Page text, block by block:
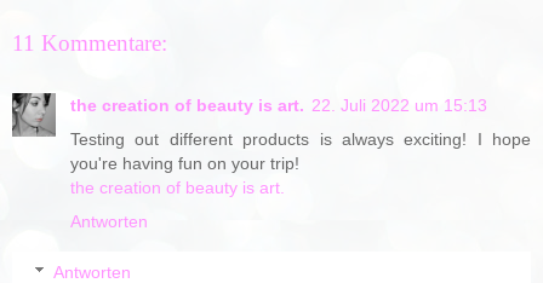
11 Kommentare:
the creation of beauty is art. 22. Juli 2022 um 15:13
Testing out different products is always exciting! I hope
you're having fun on your trip!
the creation of beauty is art.
Antworten
Antworten